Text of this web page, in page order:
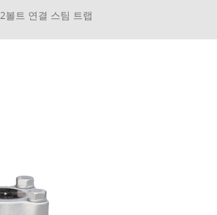
2볼트 연결 스팀 트랩